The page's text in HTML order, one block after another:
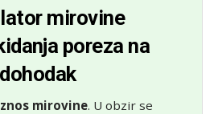
mirovine
poreza na
dohodak
mirovine. U obzir se